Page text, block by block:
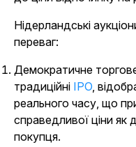
Нідерландські
переваг:
Демократичне
традиційні IPO,
реального часу, що
справедливої ціни як
покупця.